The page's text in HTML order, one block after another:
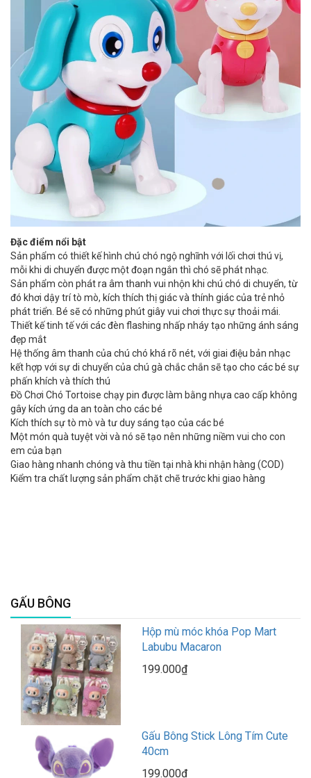
Đặc điểm nổi bật
Sản phẩm có thiết kế hình chú chó ngộ nghĩnh với lối chơi thú vị,
mỗi khi di chuyển được một đoạn ngắn thì chó sẽ phát nhạc.
Sản phẩm còn phát ra âm thanh vui nhộn khi chú chó di chuyển, từ
đó khơi dậy trí tò mò, kích thích thị giác và thính giác của trẻ nhỏ
phát triển. Bé sẽ có những phút giây vui chơi thực sự thoải mái.
Thiết kế tinh tế với các đèn flashing nhấp nháy tạo những ánh sáng
đẹp mắt
Hệ thống âm thanh của chú chó khá rõ nét, với giai điệu bản nhạc
kết hợp với sự di chuyển của chú gà chắc chắn sẽ tạo cho các bé sự
phấn khích và thích thú
Đồ Chơi Chó Tortoise chạy pin được làm bằng nhựa cao cấp không
gây kích ứng da an toàn cho các bé
Kích thích sự tò mò và tư duy sáng tạo của các bé
Một món quà tuyệt vời và nó sẽ tạo nên những niềm vui cho con
em của bạn
Giao hàng nhanh chóng và thu tiền tại nhà khi nhận hàng (COD)
Kiểm tra chất lượng sản phẩm chặt chẽ trước khi giao hàng
GẤU BÔNG
Hộp mù móc khóa Pop Mart
Labubu Macaron
199.000₫
Gấu Bông Stick Lông Tím Cute
40cm
199.000₫